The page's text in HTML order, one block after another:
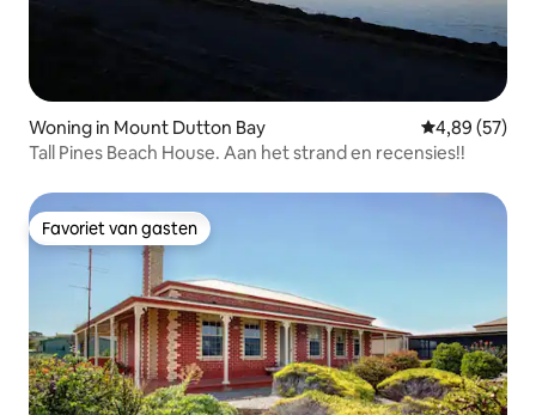
Woning in Mount Dutton Bay Gemiddelde
4,89 (57)
Tall Pines Beach House. Aan het strand en recensies!!
Favoriet van gasten
Favoriet van gasten